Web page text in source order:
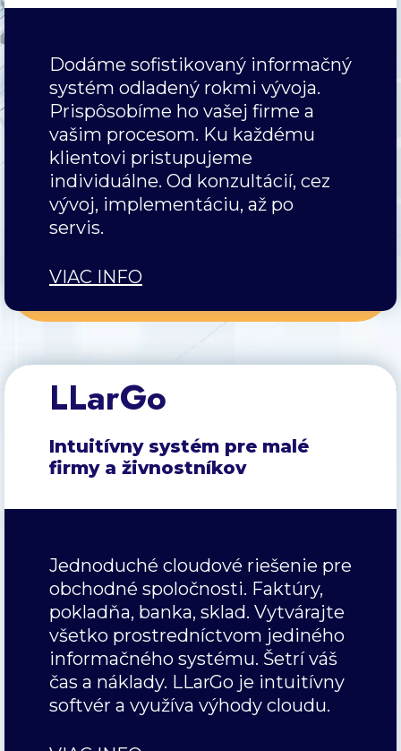
Dodáme sofistikovaný informačný
systém odladený rokmi vývoja.
Prispôsobíme ho vašej firme a
vašim procesom. Ku každému
klientovi pristupujeme
individuálne. Od konzultácií, cez
vývoj, implementáciu, až po
servis.
VIAC INFO
LLarGo
Intuitívny systém pre malé
firmy a živnostníkov
Jednoduché cloudové riešenie pre
obchodné spoločnosti. Faktúry,
pokladňa, banka, sklad. Vytvárajte
všetko prostredníctvom jediného
informačného systému. Šetrí váš
čas a náklady. LLarGo je intuitívny
softvér a využíva výhody cloudu.